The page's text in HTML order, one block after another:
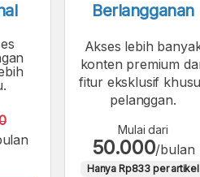
Berlangganan
Akses lebih
konten premium
fitur eksklusif
pelanggan.
Mulai dari
50.000/bulan
Hanya Rp833 per artikel